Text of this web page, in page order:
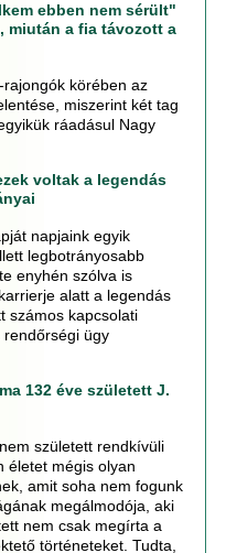
ebben nem sérült"
miután a fia távozott a
körében az
miszerint két tag
ráadásul Nagy
voltak a legendás
napjaink egyik
legbotrányosabb
enyhén szólva is
alatt a legendás
számos kapcsolati
rendőrségi ügy
132 éve született J.
született rendkívüli
életet mégis olyan
amit soha nem fogunk
megálmodója, aki
nem csak megírta a
történeteket. Tudta,